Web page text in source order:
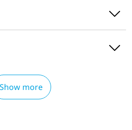
Show more